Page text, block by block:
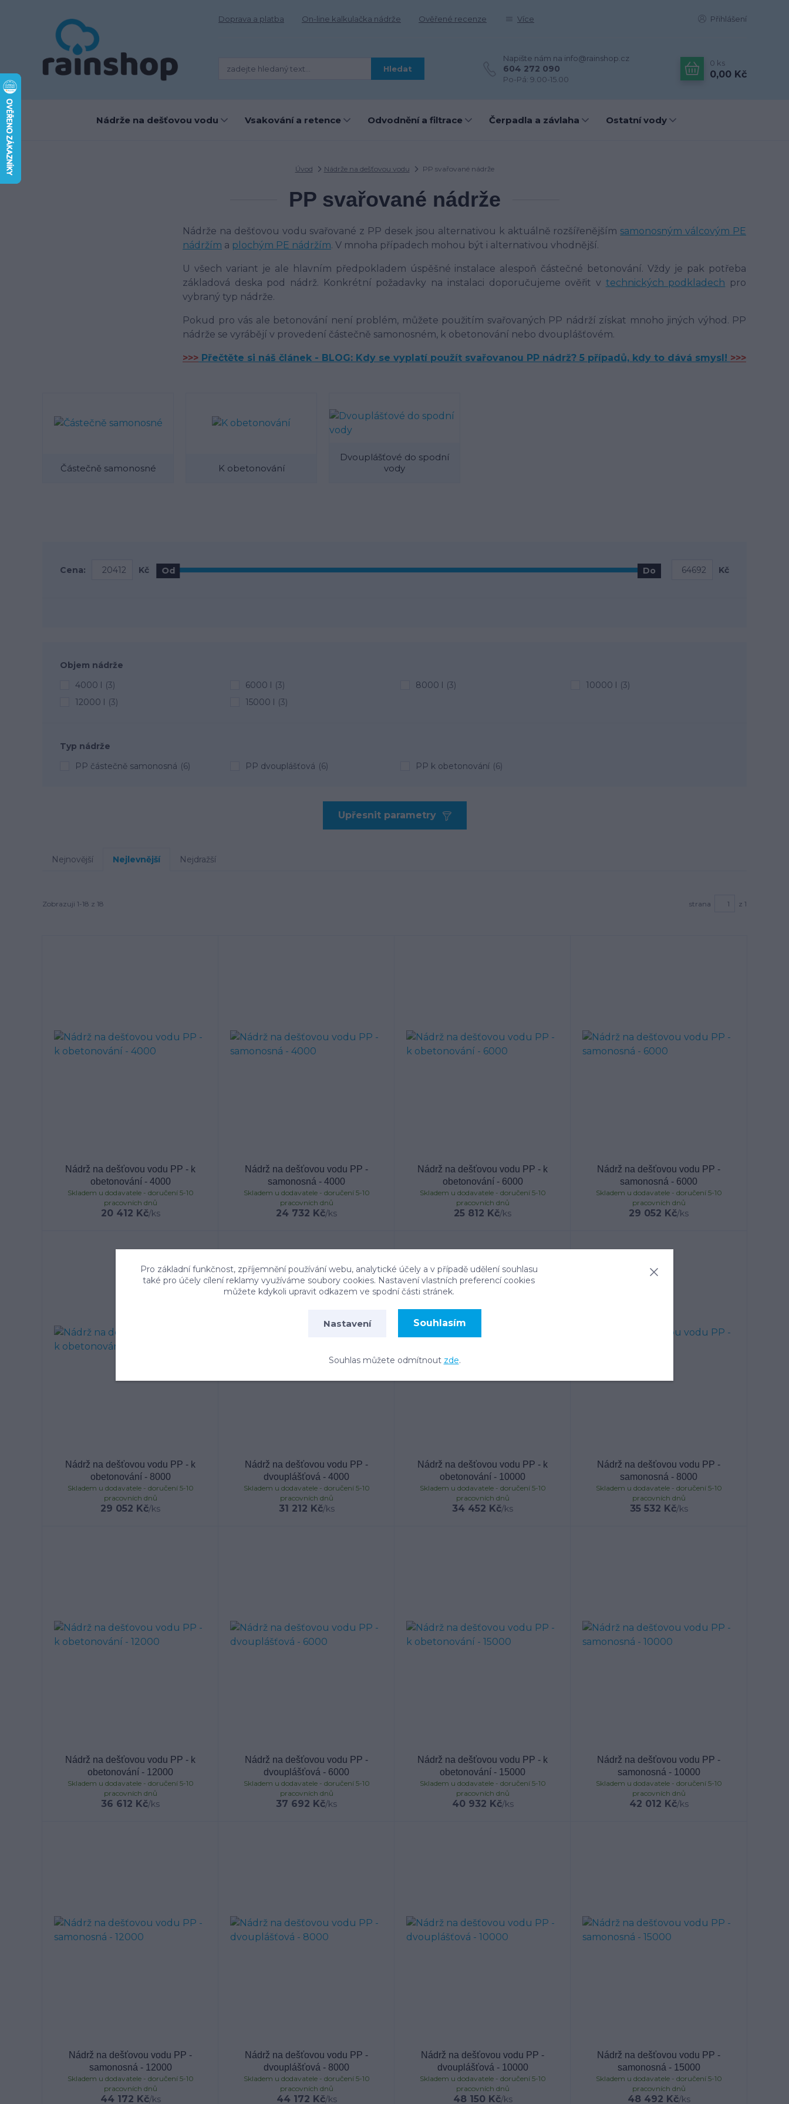
Doprava a platba On-line kalkulačka nádrže Ověřené recenze Více Přihlášení
Hledat
Napište nám na info@rainshop.cz
604 272 090
Po-Pá: 9.00-15.00
0 ks
0,00 Kč
Nádrže na dešťovou vodu Vsakování a retence Odvodnění a filtrace Čerpadla a závlaha Ostatní vody
Úvod Nádrže na dešťovou vodu PP svařované nádrže
PP svařované nádrže
Nádrže na dešťovou vodu svařované z PP desek jsou alternativou k aktuálně rozšířenějším samonosným válcovým PE
nádržím a plochým PE nádržím. V mnoha případech mohou být i alternativou vhodnější.
U všech variant je ale hlavním předpokladem úspěšné instalace alespoň částečné betonování. Vždy je pak potřeba
základová deska pod nádrž. Konkrétní požadavky na instalaci doporučujeme ověřit v technických podkladech pro
vybraný typ nádrže.
Pokud pro vás ale betonování není problém, můžete použitím svařovaných PP nádrží získat mnoho jiných výhod. PP
nádrže se vyrábějí v provedení částečně samonosném, k obetonování nebo dvouplášťovém.
>>> Přečtěte si náš článek - BLOG: Kdy se vyplatí použít svařovanou PP nádrž? 5 případů, kdy to dává smysl! >>>
Částečně samonosné K obetonování
Dvouplášťové do spodní
vody
Upřesnit parametry
Cena: Kč Od Do Kč
Objem nádrže
4000 l (3) 6000 l (3) 8000 l (3) 10000 l (3)
12000 l (3) 15000 l (3)
Typ nádrže
PP částečně samonosná (6) PP dvouplášťová (6) PP k obetonování (6)
Nejnovější Nejlevnější Nejdražší
Zobrazuji 1-18 z 18 strana z 1
Nádrž na dešťovou vodu PP - k
obetonování - 4000
20 412 Kč/ks
Skladem u dodavatele - doručení 5-10
pracovních dnů
Nádrž na dešťovou vodu PP -
samonosná - 4000
24 732 Kč/ks
Skladem u dodavatele - doručení 5-10
pracovních dnů
Nádrž na dešťovou vodu PP - k
obetonování - 6000
25 812 Kč/ks
Skladem u dodavatele - doručení 5-10
pracovních dnů
Nádrž na dešťovou vodu PP -
samonosná - 6000
29 052 Kč/ks
Skladem u dodavatele - doručení 5-10
pracovních dnů
Nádrž na dešťovou vodu PP - k
obetonování - 8000
29 052 Kč/ks
Skladem u dodavatele - doručení 5-10
pracovních dnů
Nádrž na dešťovou vodu PP -
dvouplášťová - 4000
31 212 Kč/ks
Skladem u dodavatele - doručení 5-10
pracovních dnů
Nádrž na dešťovou vodu PP - k
obetonování - 10000
34 452 Kč/ks
Skladem u dodavatele - doručení 5-10
pracovních dnů
Nádrž na dešťovou vodu PP -
samonosná - 8000
35 532 Kč/ks
Skladem u dodavatele - doručení 5-10
pracovních dnů
Nádrž na dešťovou vodu PP - k
obetonování - 12000
36 612 Kč/ks
Skladem u dodavatele - doručení 5-10
pracovních dnů
Nádrž na dešťovou vodu PP -
dvouplášťová - 6000
37 692 Kč/ks
Skladem u dodavatele - doručení 5-10
pracovních dnů
Nádrž na dešťovou vodu PP - k
obetonování - 15000
40 932 Kč/ks
Skladem u dodavatele - doručení 5-10
pracovních dnů
Nádrž na dešťovou vodu PP -
samonosná - 10000
42 012 Kč/ks
Skladem u dodavatele - doručení 5-10
pracovních dnů
Nádrž na dešťovou vodu PP -
samonosná - 12000
44 172 Kč/ks
Skladem u dodavatele - doručení 5-10
pracovních dnů
Nádrž na dešťovou vodu PP -
dvouplášťová - 8000
44 172 Kč/ks
Skladem u dodavatele - doručení 5-10
pracovních dnů
Nádrž na dešťovou vodu PP -
dvouplášťová - 10000
48 150 Kč/ks
Skladem u dodavatele - doručení 5-10
pracovních dnů
Nádrž na dešťovou vodu PP -
samonosná - 15000
48 492 Kč/ks
Skladem u dodavatele - doručení 5-10
pracovních dnů
Pro základní funkčnost, zpříjemnění používání webu, analytické účely a v případě udělení souhlasu
také pro účely cílení reklamy využíváme soubory cookies. Nastavení vlastních preferencí cookies
můžete kdykoli upravit odkazem ve spodní části stránek.
Nastavení Souhlasím
Souhlas můžete odmítnout zde.